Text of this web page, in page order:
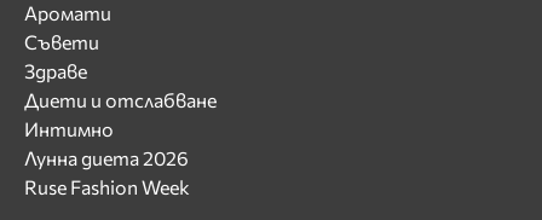
Аромати
Съвети
Здраве
Диети и отслабване
Интимно
Лунна диета 2026
Ruse Fashion Week